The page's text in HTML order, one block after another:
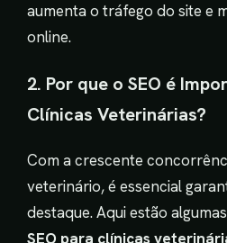
aumenta o tráfego do site e
online.
2. Por que o SEO é
Clínicas Veterinárias?
Com a crescente
veterinário, é essencial
destaque. Aqui estão
SEO para clínicas